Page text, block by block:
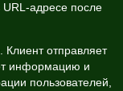
адресе после
Клиент отправляет
информацию и
пользователей,